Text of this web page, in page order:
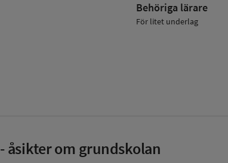
Behöriga lärare
För litet underlag
- åsikter om grundskolan